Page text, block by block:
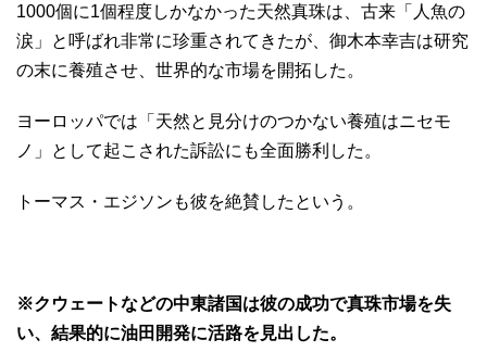
1000個に1個程度しかなかった天然真珠は、古来「人魚の
涙」と呼ばれ非常に珍重されてきたが、御木本幸吉は研究
の末に養殖させ、世界的な市場を開拓した。
ヨーロッパでは「天然と見分けのつかない養殖はニセモ
ノ」として起こされた訴訟にも全面勝利した。
トーマス・エジソンも彼を絶賛したという。
※クウェートなどの中東諸国は彼の成功で真珠市場を失
い、結果的に油田開発に活路を見出した。